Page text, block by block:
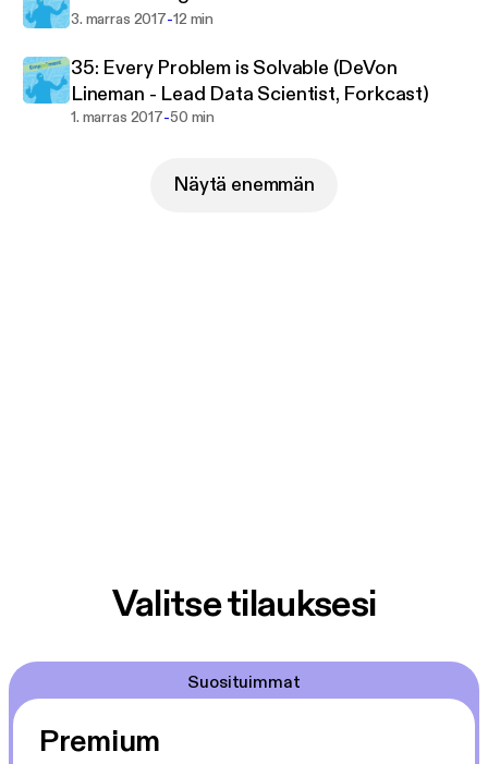
3. marras 2017-12 min
35: Every Problem is Solvable (DeVon
Lineman - Lead Data Scientist, Forkcast)
1. marras 2017-50 min
Näytä enemmän
Valitse tilauksesi
Suosituimmat
Premium